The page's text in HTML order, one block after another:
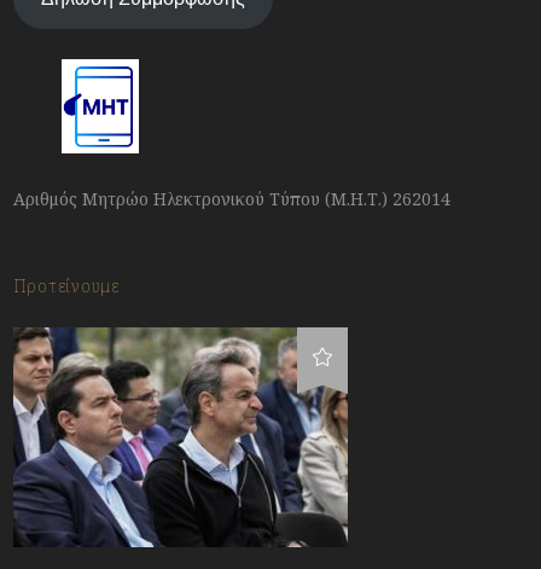
Αριθμός Μητρώο Ηλεκτρονικού Τύπου (Μ.Η.Τ.) 262014
Προτείνουμε